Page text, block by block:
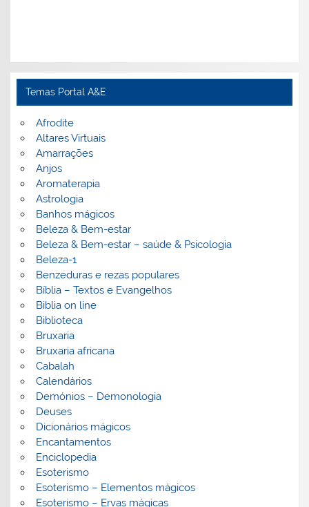
Temas Portal A&E
Afrodite
Altares Virtuais
Amarrações
Anjos
Aromaterapia
Astrologia
Banhos mágicos
Beleza & Bem-estar
Beleza & Bem-estar – saúde & Psicologia
Beleza-1
Benzeduras e rezas populares
Bíblia – Textos e Evangelhos
Biblia on line
Biblioteca
Bruxaria
Bruxaria africana
Cabalah
Calendários
Demónios – Demonologia
Deuses
Dicionários mágicos
Encantamentos
Enciclopedia
Esoterismo
Esoterismo – Elementos mágicos
Esoterismo – Ervas mágicas